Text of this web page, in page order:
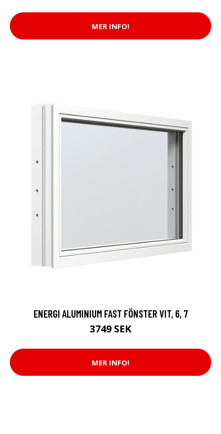
MER INFO!
ENERGI ALUMINIUM FAST FÖNSTER VIT, 6, 7
3749 SEK
MER INFO!